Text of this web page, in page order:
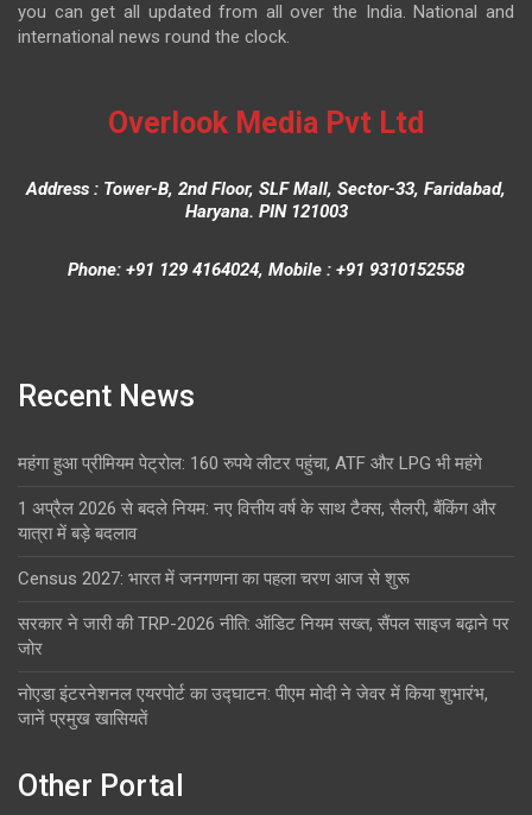
you can get all updated from all over the India. National and
international news round the clock.
Overlook Media Pvt Ltd
Address : Tower-B, 2nd Floor, SLF Mall, Sector-33, Faridabad,
Haryana. PIN 121003
Phone: +91 129 4164024, Mobile : +91 9310152558
Recent News
महंगा हुआ प्रीमियम पेट्रोल: 160 रुपये लीटर पहुंचा, ATF और LPG भी महंगे
1 अप्रैल 2026 से बदले नियम: नए वित्तीय वर्ष के साथ टैक्स, सैलरी, बैंकिंग और
यात्रा में बड़े बदलाव
Census 2027: भारत में जनगणना का पहला चरण आज से शुरू
सरकार ने जारी की TRP-2026 नीति: ऑडिट नियम सख्त, सैंपल साइज बढ़ाने पर
जोर
नोएडा इंटरनेशनल एयरपोर्ट का उद्घाटन: पीएम मोदी ने जेवर में किया शुभारंभ,
जानें प्रमुख खासियतें
Other Portal